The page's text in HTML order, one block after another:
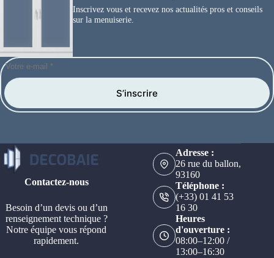
Inscrivez vous et recevez nos actualités pros et conseils
sur la menuiserie.
S’inscrire
Contactez-nous
Besoin d’un devis ou d’un
renseignement technique ?
Notre équipe vous répond
rapidement.
Adresse :
26 rue du ballon,
93160
Téléphone :
(+33) 01 41 53
16 30
Heures
d'ouverture :
08:00–12:00 /
13:00–16:30